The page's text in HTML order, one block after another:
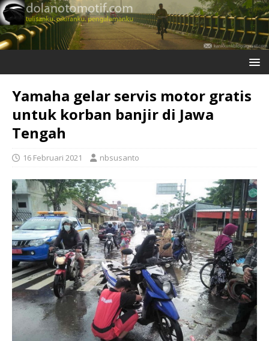
Yamaha gelar servis motor gratis
untuk korban banjir di Jawa
Tengah
16 Februari 2021 nbsusanto